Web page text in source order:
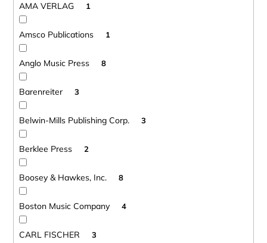
AMA VERLAG 1
Amsco Publications 1
Anglo Music Press 8
Barenreiter 3
Belwin-Mills Publishing Corp. 3
Berklee Press 2
Boosey & Hawkes, Inc. 8
Boston Music Company 4
CARL FISCHER 3